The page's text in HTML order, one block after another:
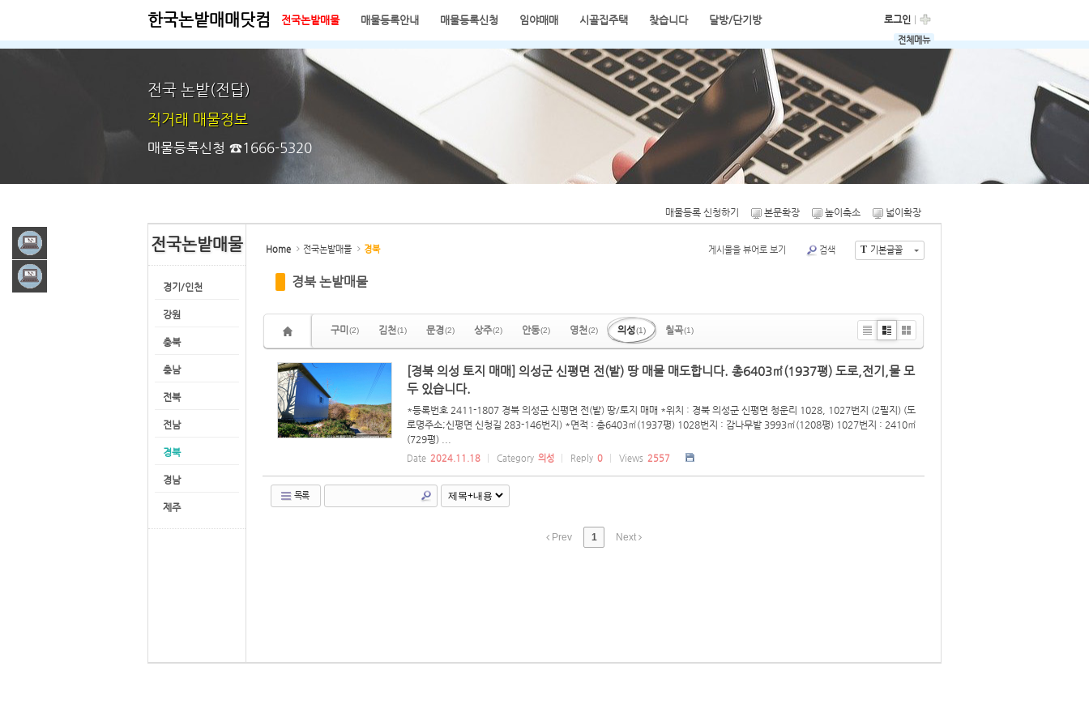
전국 논밭(전답)
직거래 매물정보
매물등록신청 ☎1666-5320
한국논밭매매닷컴 전국논밭매물 매물등록안내 매물등록신청 임야매매 시골집주택 찾습니다 달방/단기방 로그인
시작페이지 즐겨찾기 시골집매매닷컴
임야매매닷컴
전원주택매매닷컴
전체메뉴
넓이확장
높이축소
본문확장
매물등록 신청하기
전국논밭매물
경기/인천
강원
충북
충남
전북
전남
경북
경남
제주
Home 전국논밭매물 경북 T 기본글꼴
게시물을 뷰어로 보기 검색
경북 논밭매물
구미 (2) 김천(1) 문경(2) 상주(2) 안동(2) 영천(2) 의성(1) 칠곡(1)
Li
Zi
G
le
[경북 의성 토지 매매] 의성군 신평면 전(밭) 땅 매물 매도합니다. 총6403㎡(1937평) 도로,전기,물 모
두 있습니다.
*등록번호 2411-1807 경북 의성군 신평면 전(밭) 땅/토지 매매 *위치 : 경북 의성군 신평면 청운리 1028, 1027번지 (2필지) (도
로명주소;신평면 신청길 283-146번지) *면적 : 총6403㎡(1937평) 1028번지 : 감나무밭 3993㎡(1208평) 1027번지 : 2410㎡
(729평) ...
Date 2024.11.18 Category 의성 Reply 0 Views 2557
목록
Prev 1 Next
Sketchbook5, 스케치북5
Sketchbook5, 스케치북5
Sketchbook5, 스케치북5
Sketchbook5, 스케치북5